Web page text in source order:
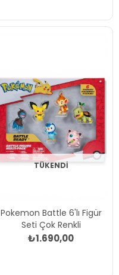
TÜKENDI
Pokemon Battle 6'lı Figür
Seti Çok Renkli
₺1.690,00